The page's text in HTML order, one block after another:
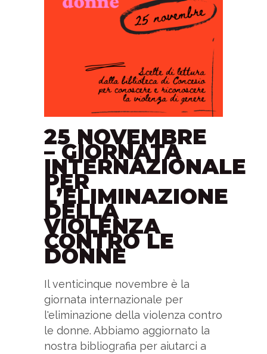
25 NOVEMBRE
– GIORNATA
INTERNAZIONALE
PER
L’ELIMINAZIONE
DELLA
VIOLENZA
CONTRO LE
DONNE
Il venticinque novembre è la
giornata internazionale per
l'eliminazione della violenza contro
le donne. Abbiamo aggiornato la
nostra bibliografia per aiutarci a